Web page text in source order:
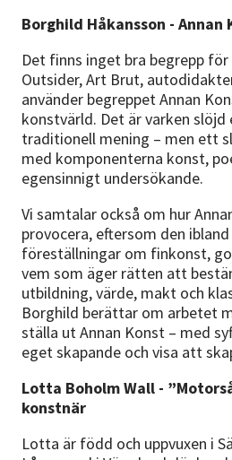
Borghild Håkansson - Annan
Det finns inget bra begrepp
Outsider, Art Brut,
använder begreppet Annan
konstvärld. Det är varken
traditionell mening – men ett
med komponenterna konst,
egensinnigt undersökande.
Vi samtalar också om hur
provocera, eftersom den
föreställningar om finkonst,
vem som äger rätten att
utbildning, värde, makt och
Borghild berättar om arbetet
ställa ut Annan Konst – med
eget skapande och visa att
Lotta Boholm Wall -
konstnär
Lotta är född och uppvuxen i